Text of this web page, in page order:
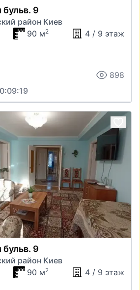
9
район Киев
90 м2
4 / 9 этаж
898
9
район Киев
90 м2
4 / 9 этаж